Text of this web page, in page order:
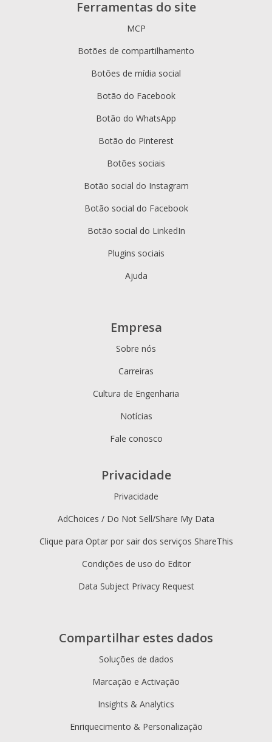
Ferramentas do site
MCP
Botões de compartilhamento
Botões de mídia social
Botão do Facebook
Botão do WhatsApp
Botão do Pinterest
Botões sociais
Botão social do Instagram
Botão social do Facebook
Botão social do LinkedIn
Plugins sociais
Ajuda
Compartilhar estes dados
Soluções de dados
Marcação e Activação
Insights & Analytics
Enriquecimento & Personalização
Empresa
Sobre nós
Carreiras
Cultura de Engenharia
Notícias
Fale conosco
Privacidade
Privacidade
AdChoices / Do Not Sell/Share My Data
Clique para Optar por sair dos serviços ShareThis
Condições de uso do Editor
Data Subject Privacy Request